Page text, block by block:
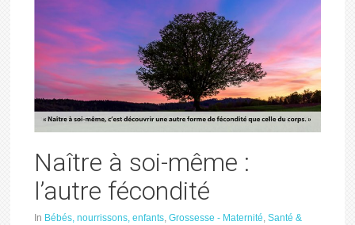
Naître à soi-même :
l’autre fécondité
In Bébés, nourrissons, enfants,Grossesse - Maternité,Santé &